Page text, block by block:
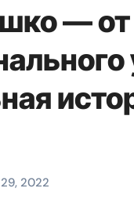
— от
2022